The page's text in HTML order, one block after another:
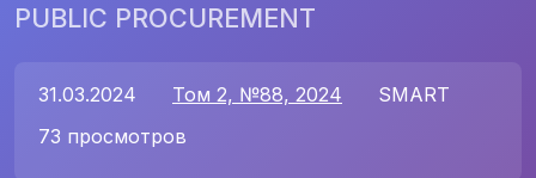
PUBLIC PROCUREMENT
31.03.2024 Том 2, №88, 2024
SMART
73 просмотров